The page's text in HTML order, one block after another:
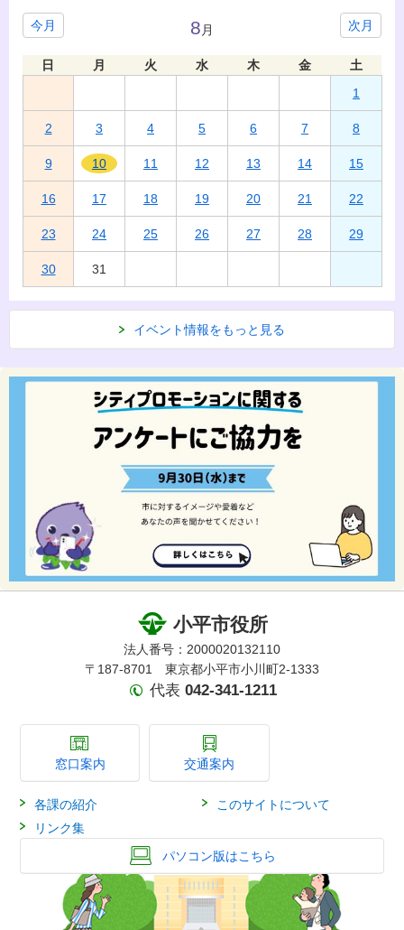
今月 次月
8 月
日 月 火 水 木 金
土
1
2 3 4 5 6 7 8
9 10 11 12 13 14 15
16 17 18 19 20 21 22
23 24 25 26 27 28 29
30 31
イベント情報をもっと見る
小平市役所
法人番号：2000020132110
〒187-8701 東京都小平市小川町2-1333
代表 042-341-1211
窓口案内 交通案内
各課の紹介
このサイトについて
リンク集
パソコン版はこちら